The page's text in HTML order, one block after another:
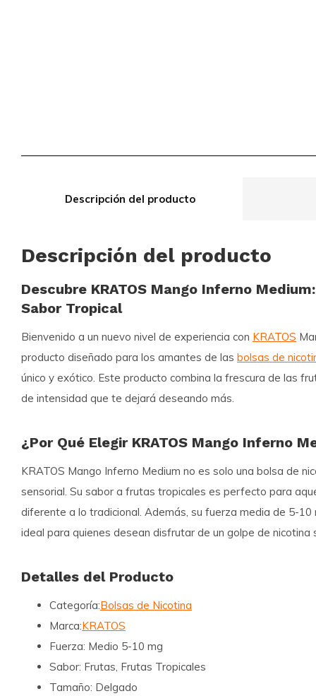
Descripción del producto
Descripción del producto
Descubre KRATOS Mango Inferno
Sabor Tropical
Bienvenido a un nuevo nivel de experiencia con KRATOS
producto diseñado para los amantes de las bolsas de
único y exótico. Este producto combina la frescura de las
de intensidad que te dejará deseando más.
¿Por Qué Elegir KRATOS Mango Inferno
KRATOS Mango Inferno Medium no es solo una bolsa de
sensorial. Su sabor a frutas tropicales es perfecto para
diferente a lo tradicional. Además, su fuerza media de 5-10
ideal para quienes desean disfrutar de un golpe de nicotina
Detalles del Producto
Categoría:Bolsas de Nicotina
Marca:KRATOS
Fuerza: Medio 5-10 mg
Sabor: Frutas, Frutas Tropicales
Tamaño: Delgado